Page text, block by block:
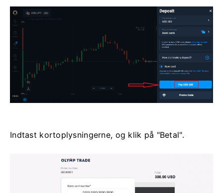
Indtast kortoplysningerne, og klik på "Betal".